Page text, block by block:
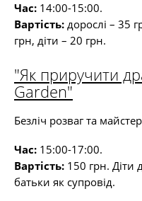
Час: 14:00-15:00.
Вартість: дорослі – 35
грн, діти – 20 грн.
"Як приручити
Garden"
Безліч розваг та
Час: 15:00-17:00.
Вартість: 150 грн. Діти
батьки як супровід.